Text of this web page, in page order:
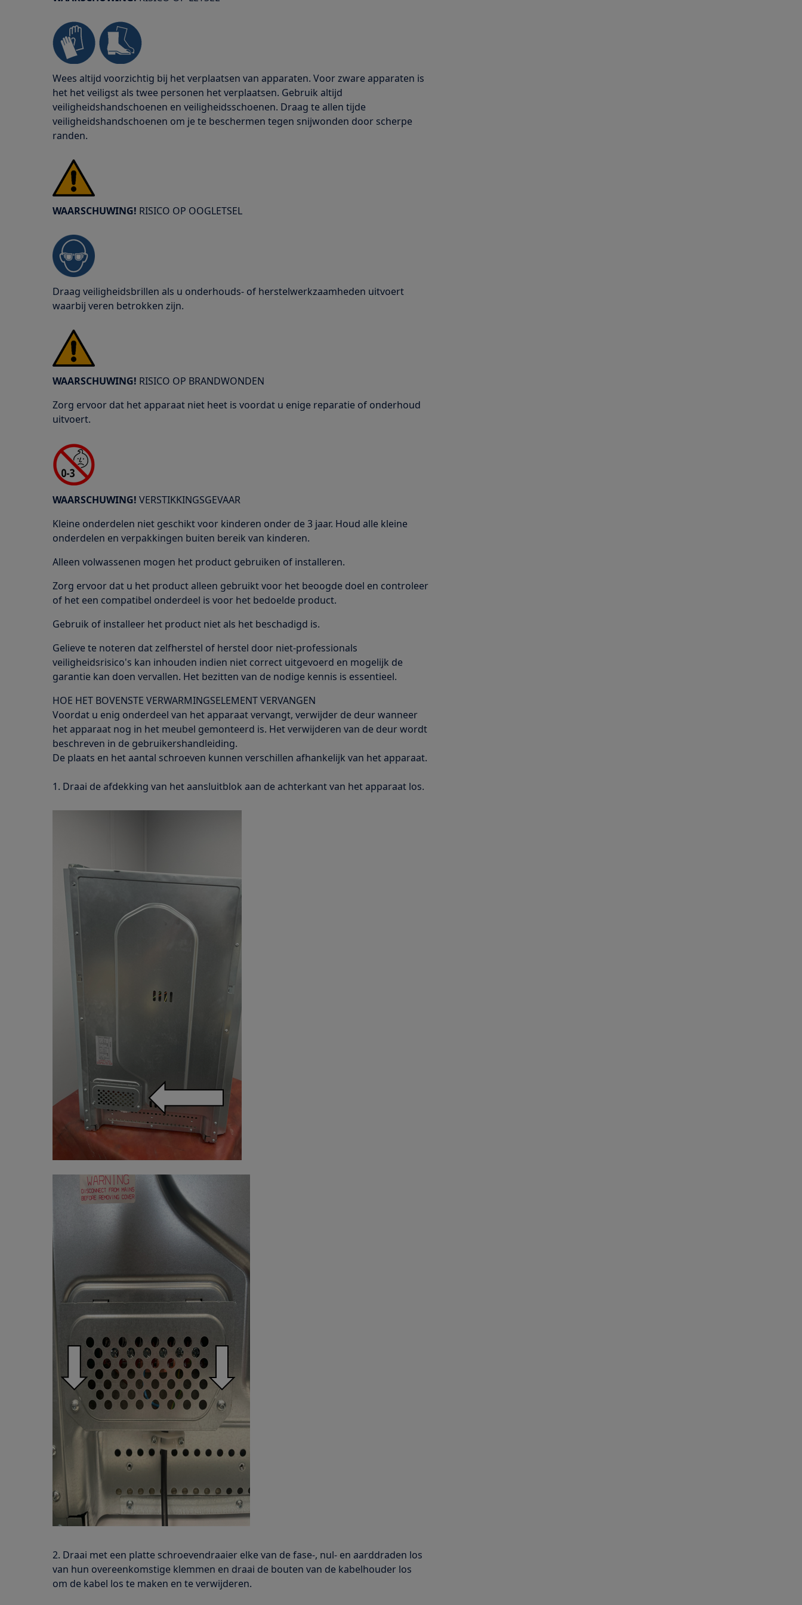
Wees altijd voorzichtig bij het verplaatsen van apparaten. Voor zware apparaten is
het het veiligst als twee personen het verplaatsen. Gebruik altijd
veiligheidshandschoenen en veiligheidsschoenen. Draag te allen tijde
veiligheidshandschoenen om je te beschermen tegen snijwonden door scherpe
randen.
WAARSCHUWING! RISICO OP OOGLETSEL
Draag veiligheidsbrillen als u onderhouds- of herstelwerkzaamheden uitvoert
waarbij veren betrokken zijn.
WAARSCHUWING! RISICO OP BRANDWONDEN
Zorg ervoor dat het apparaat niet heet is voordat u enige reparatie of onderhoud
uitvoert.
WAARSCHUWING! VERSTIKKINGSGEVAAR
Kleine onderdelen niet geschikt voor kinderen onder de 3 jaar. Houd alle kleine
onderdelen en verpakkingen buiten bereik van kinderen.
Alleen volwassenen mogen het product gebruiken of installeren.
Zorg ervoor dat u het product alleen gebruikt voor het beoogde doel en controleer
of het een compatibel onderdeel is voor het bedoelde product.
Gebruik of installeer het product niet als het beschadigd is.
Gelieve te noteren dat zelfherstel of herstel door niet-professionals
veiligheidsrisico's kan inhouden indien niet correct uitgevoerd en mogelijk de
garantie kan doen vervallen. Het bezitten van de nodige kennis is essentieel.
HOE HET BOVENSTE VERWARMINGSELEMENT VERVANGEN
Voordat u enig onderdeel van het apparaat vervangt, verwijder de deur wanneer
het apparaat nog in het meubel gemonteerd is. Het verwijderen van de deur wordt
beschreven in de gebruikershandleiding.
De plaats en het aantal schroeven kunnen verschillen afhankelijk van het apparaat.
1. Draai de afdekking van het aansluitblok aan de achterkant van het apparaat los.
2. Draai met een platte schroevendraaier elke van de fase-, nul- en aarddraden los
van hun overeenkomstige klemmen en draai de bouten van de kabelhouder los
om de kabel los te maken en te verwijderen.